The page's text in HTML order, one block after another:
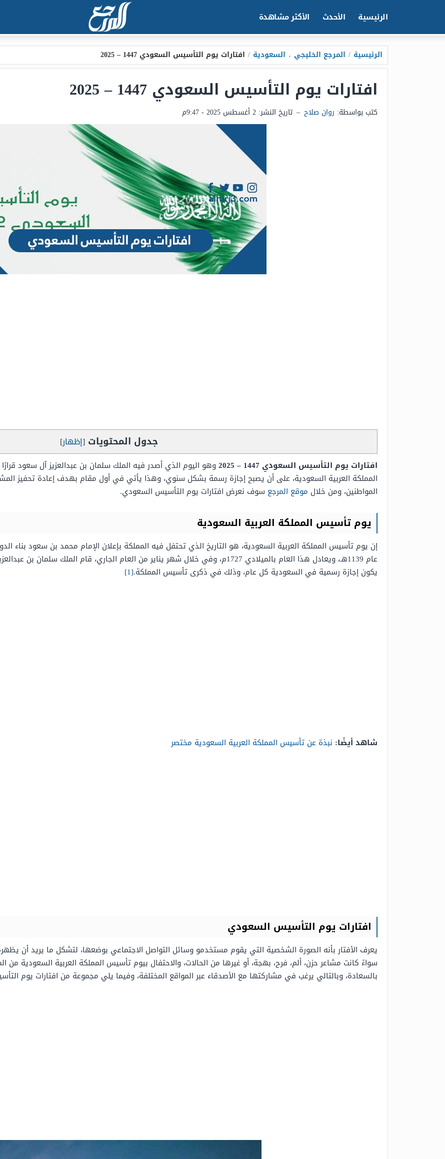
الرئيسية الأحدث الأكثر مشاهدة
الرئيسية / المرجع الخليجي ، السعودية / افتارات يوم التأسيس السعودي 1447 – 2025
افتارات يوم التأسيس السعودي 1447 – 2025
كتب بواسطة: روان صلاح – تاريخ النشر: 2 أغسطس 2025 - 9:47م
جدول المحتويات [إظهار]
افتارات يوم التأسيس السعودي 1447 – 2025
المملكة العربية السعودية، على أن يصبح إجازة رسمة بشكل سنوي، وهذا يأتي في أول مقام بهدف إعادة تحفيز
المواطنين، ومن خلال موقع المرجع سوف نعرض افتارات يوم التأسيس السعودي.
يوم تأسيس المملكة العربية السعودية
إن يوم تأسيس المملكة العربية السعودية، هو التاريخ الذي تحتفل فيه المملكة بإعلان الإمام محمد بن سعود بناء
يكون إجازة رسمية في السعودية كل عام، وذلك في ذكرى تأسيس المملكة.[1]
شاهد أيضًا: نبذة عن تأسيس المملكة العربية السعودية مختصر
افتارات يوم التأسيس السعودي
يعرف الأفتار بأنه الصورة الشخصية التي يقوم مستخدمو وسائل التواصل الاجتماعي بوضعها، لتشكل ما يريد أن
سواءً كانت مشاعر حزن، ألم، فرح، بهجة، أو غيرها من الحالات، والاحتفال بيوم تأسيس المملكة العربية السعودية
بالسعادة، وبالتالي يرغب في مشاركتها مع الأصدقاء عبر المواقع المختلفة، وفيما يلي مجموعة من افتارات يوم